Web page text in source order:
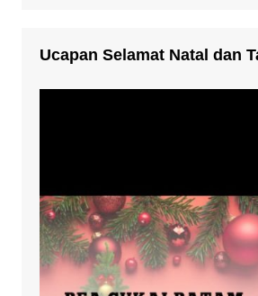
Ucapan Selamat Natal dan